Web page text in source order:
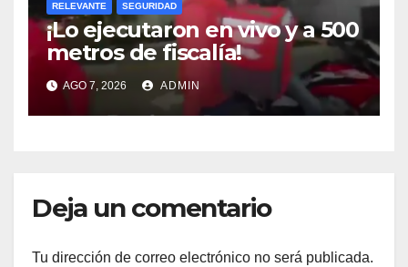
RELEVANTE SEGURIDAD
¡Lo ejecutaron en vivo y a 500
metros de fiscalía!
AGO 7, 2026 ADMIN
Deja un comentario
Tu dirección de correo electrónico no será publicada.